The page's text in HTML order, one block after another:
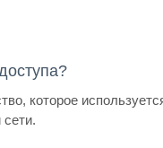
которое